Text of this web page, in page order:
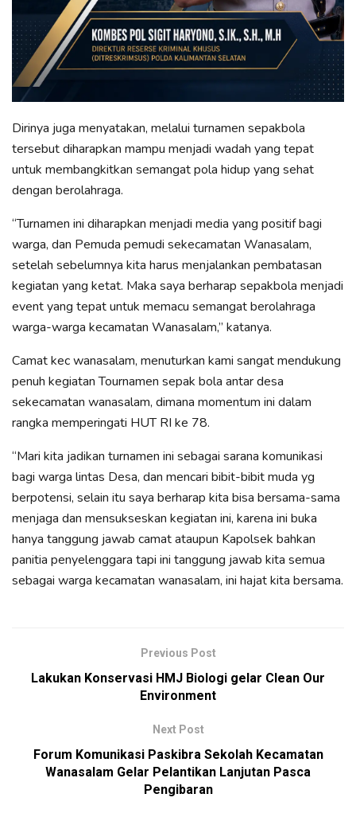
Dirinya juga menyatakan, melalui turnamen sepakbola
tersebut diharapkan mampu menjadi wadah yang tepat
untuk membangkitkan semangat pola hidup yang sehat
dengan berolahraga.
“Turnamen ini diharapkan menjadi media yang positif bagi
warga, dan Pemuda pemudi sekecamatan Wanasalam,
setelah sebelumnya kita harus menjalankan pembatasan
kegiatan yang ketat. Maka saya berharap sepakbola menjadi
event yang tepat untuk memacu semangat berolahraga
warga-warga kecamatan Wanasalam,” katanya.
Camat kec wanasalam, menuturkan kami sangat mendukung
penuh kegiatan Tournamen sepak bola antar desa
sekecamatan wanasalam, dimana momentum ini dalam
rangka memperingati HUT RI ke 78.
“Mari kita jadikan turnamen ini sebagai sarana komunikasi
bagi warga lintas Desa, dan mencari bibit-bibit muda yg
berpotensi, selain itu saya berharap kita bisa bersama-sama
menjaga dan mensukseskan kegiatan ini, karena ini buka
hanya tanggung jawab camat ataupun Kapolsek bahkan
panitia penyelenggara tapi ini tanggung jawab kita semua
sebagai warga kecamatan wanasalam, ini hajat kita bersama.
Previous Post
Lakukan Konservasi HMJ Biologi gelar Clean Our
Environment
Next Post
Forum Komunikasi Paskibra Sekolah Kecamatan
Wanasalam Gelar Pelantikan Lanjutan Pasca
Pengibaran